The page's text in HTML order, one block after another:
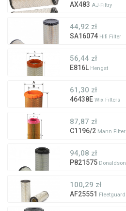
AX483 AJ-Filtry
44,92 zł
SA16074 Hifi Filter
56,44 zł
E816L Hengst
61,30 zł
46438E Wix Filters
87,87 zł
C1196/2 Mann Filter
94,08 zł
P821575 Donaldson
100,29 zł
AF25551 Fleetguard